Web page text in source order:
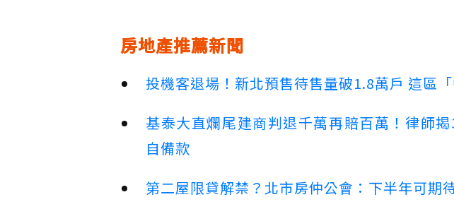
房地產推薦新聞
投機客退場！新北預售待售量破1.8萬戶 這區
基泰大直爛尾建商判退千萬再賠百萬！律師
自備款
第二屋限貸解禁？北市房仲公會：下半年可期